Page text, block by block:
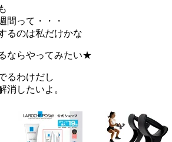
間って・・・
るのは私だけかな
ならやってみたい★
るわけだし
消したいよ。